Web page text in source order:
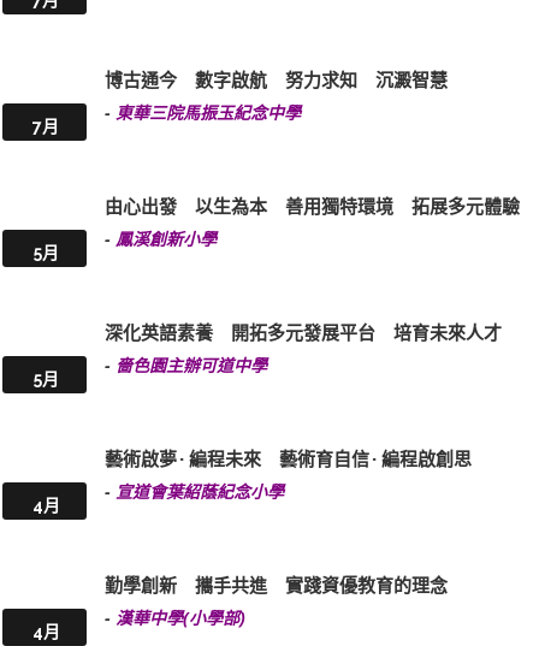
7月
博古通今 數字啟航 努力求知 沉澱智慧
- 東華三院馬振玉紀念中學
5月
由心出發 以生為本 善用獨特環境 拓展多元體驗
- 鳳溪創新小學
5月
深化英語素養 開拓多元發展平台 培育未來人才
- 嗇色園主辦可道中學
4月
藝術啟夢 · 編程未來 藝術育自信 · 編程啟創思
- 宣道會葉紹蔭紀念小學
4月
勤學創新 攜手共進 實踐資優教育的理念
- 漢華中學(小學部)